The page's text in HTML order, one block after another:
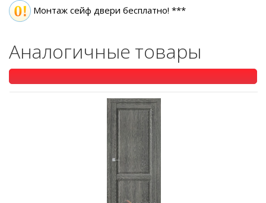
Монтаж сейф двери бесплатно! ***
Аналогичные товары